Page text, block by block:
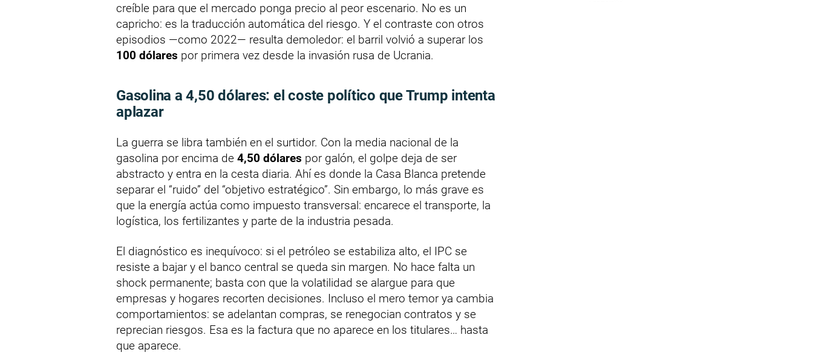
creíble para que el mercado ponga precio al peor escenario. No es un
capricho: es la traducción automática del riesgo. Y el contraste con otros
episodios —como 2022— resulta demoledor: el barril volvió a superar los
100 dólares por primera vez desde la invasión rusa de Ucrania.
Gasolina a 4,50 dólares: el coste político que Trump intenta
aplazar
La guerra se libra también en el surtidor. Con la media nacional de la
gasolina por encima de 4,50 dólares por galón, el golpe deja de ser
abstracto y entra en la cesta diaria. Ahí es donde la Casa Blanca pretende
separar el “ruido” del “objetivo estratégico”. Sin embargo, lo más grave es
que la energía actúa como impuesto transversal: encarece el transporte, la
logística, los fertilizantes y parte de la industria pesada.
El diagnóstico es inequívoco: si el petróleo se estabiliza alto, el IPC se
resiste a bajar y el banco central se queda sin margen. No hace falta un
shock permanente; basta con que la volatilidad se alargue para que
empresas y hogares recorten decisiones. Incluso el mero temor ya cambia
comportamientos: se adelantan compras, se renegocian contratos y se
reprecian riesgos. Esa es la factura que no aparece en los titulares… hasta
que aparece.